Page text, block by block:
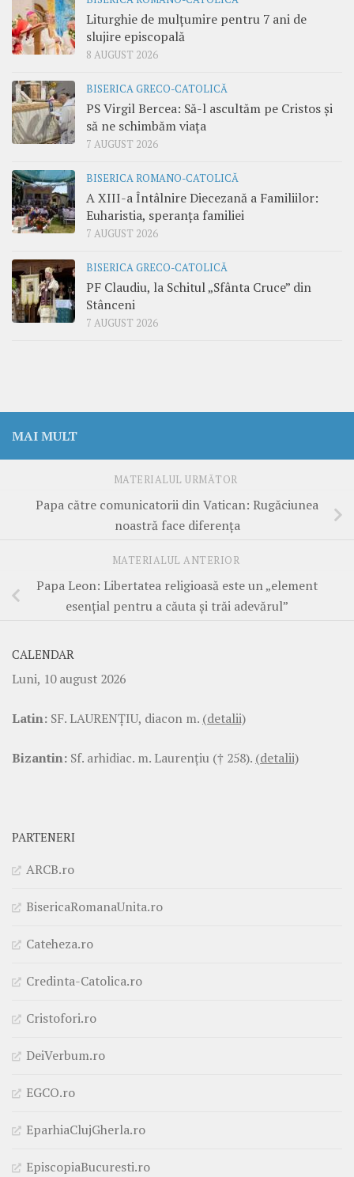
Liturghie de mulțumire pentru 7 ani de
slujire episcopală
8 AUGUST 2026
BISERICA GRECO-CATOLICĂ
PS Virgil Bercea: Să-l ascultăm pe Cristos și
să ne schimbăm viața
7 AUGUST 2026
BISERICA ROMANO-CATOLICĂ
A XIII-a Întâlnire Diecezană a Familiilor:
Euharistia, speranța familiei
7 AUGUST 2026
BISERICA GRECO-CATOLICĂ
PF Claudiu, la Schitul „Sfânta Cruce” din
Stânceni
7 AUGUST 2026
MAI MULT
MATERIALUL URMĂTOR
Papa către comunicatorii din Vatican: Rugăciunea
noastră face diferența
MATERIALUL ANTERIOR
Papa Leon: Libertatea religioasă este un „element
esențial pentru a căuta și trăi adevărul”
CALENDAR
Luni, 10 august 2026
Latin: SF. LAURENŢIU, diacon m. (detalii)
Bizantin: Sf. arhidiac. m. Laurenţiu († 258). (detalii)
PARTENERI
ARCB.ro
BisericaRomanaUnita.ro
Cateheza.ro
Credinta-Catolica.ro
Cristofori.ro
DeiVerbum.ro
EGCO.ro
EparhiaClujGherla.ro
EpiscopiaBucuresti.ro